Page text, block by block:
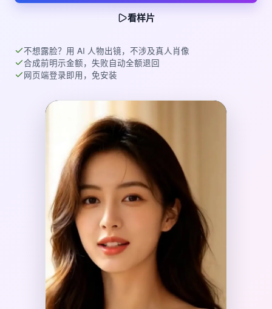
看样片
不想露脸？用 AI 人物出镜，不涉及真人肖像
合成前明示金额，失败自动全额退回
网页端登录即用，免安装